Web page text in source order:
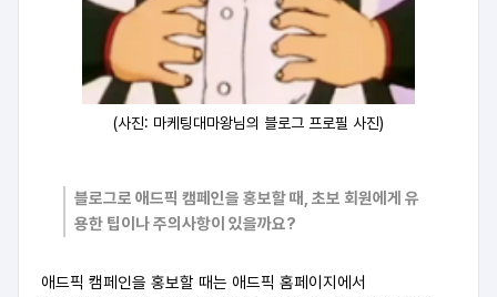
(사진: 마케팅대마왕님의 블로그 프로필 사진)
블로그로 애드픽 캠페인을 홍보할 때, 초보 회원에게 유
용한 팁이나 주의사항이 있을까요?
애드픽 캠페인을 홍보할 때는 애드픽 홈페이지에서